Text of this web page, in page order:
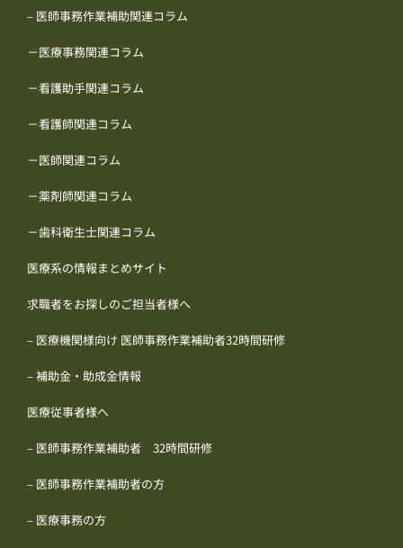
– 医師事務作業補助関連コラム
－医療事務関連コラム
－看護助手関連コラム
－看護師関連コラム
－医師関連コラム
－薬剤師関連コラム
－歯科衛生士関連コラム
医療系の情報まとめサイト
求職者をお探しのご担当者様へ
– 医療機関様向け 医師事務作業補助者32時間研修
– 補助金・助成金情報
医療従事者様へ
– 医師事務作業補助者 32時間研修
– 医師事務作業補助者の方
– 医療事務の方